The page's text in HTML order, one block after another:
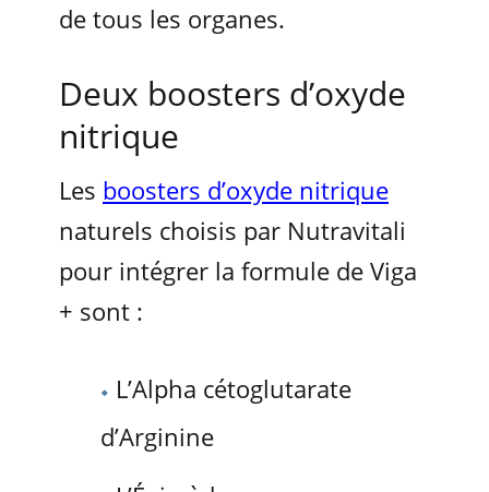
de tous les organes.
Deux boosters d’oxyde
nitrique
Les boosters d’oxyde nitrique
naturels choisis par Nutravitali
pour intégrer la formule de Viga
+ sont :
L’Alpha cétoglutarate
d’Arginine